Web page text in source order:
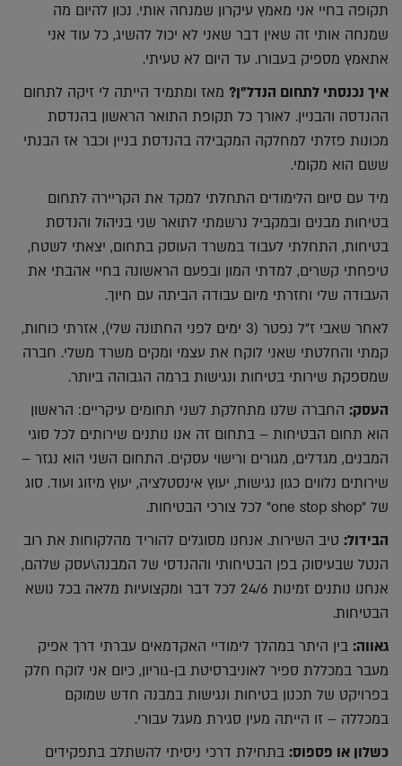
תקופה בחיי אני מאמץ עיקרון שמנחה אותי. נכון להיום מה
שמנחה אותי זה שאין דבר שאני לא יכול להשיג, כל עוד אני
אתאמץ מספיק בעבורו. עד היום לא טעיתי.
איך נכנסתי לתחום הנדל"ן? מאז ומתמיד הייתה לי זיקה לתחום
ההנדסה והבניין. לאורך כל תקופת התואר הראשון בהנדסת
מכונות פזלתי למחלקה המקבילה בהנדסת בניין וכבר אז הבנתי
ששם הוא מקומי.
מיד עם סיום הלימודים התחלתי למקד את הקריירה לתחום
בטיחות מבנים ובמקביל נרשמתי לתואר שני בניהול והנדסת
בטיחות, התחלתי לעבוד במשרד העוסק בתחום, יצאתי לשטח,
טיפחתי קשרים, למדתי המון ובפעם הראשונה בחיי אהבתי את
העבודה שלי וחזרתי מיום עבודה הביתה עם חיוך.
לאחר שאבי ז״ל נפטר (3 ימים לפני החתונה שלי), אזרתי כוחות,
קמתי והחלטתי שאני לוקח את עצמי ומקים משרד משלי. חברה
שמספקת שירותי בטיחות ונגישות ברמה הגבוהה ביותר.
העסק: החברה שלנו מתחלקת לשני תחומים עיקריים: הראשון
הוא תחום הבטיחות – בתחום זה אנו נותנים שירותים לכל סוגי
המבנים, מגדלים, מגורים ורישוי עסקים. התחום השני הוא נגזר –
שירותים נלווים כגון נגישות, יעוץ אינסטלציה, יעוץ מיזוג ועוד. סוג
של "one stop shop" לכל צורכי הבטיחות.
הבידול: טיב השירות. אנחנו מסוגלים להוריד מהלקוחות את רוב
הנטל שבעיסוק בפן הבטיחותי וההנדסי של המבנה\עסק שלהם,
אנחנו נותנים זמינות 24/6 לכל דבר ומקצועיות מלאה בכל נושא
הבטיחות.
גאווה: בין היתר במהלך לימודיי האקדמאים עברתי דרך אפיק
מעבר במכללת ספיר לאוניברסיטת בן-גוריון, כיום אני לוקח חלק
בפרויקט של תכנון בטיחות ונגישות במבנה חדש שמוקם
במכללה – זו הייתה מעין סגירת מעגל עבורי.
כשלון או פספוס: בתחילת דרכי ניסיתי להשתלב בתפקידים